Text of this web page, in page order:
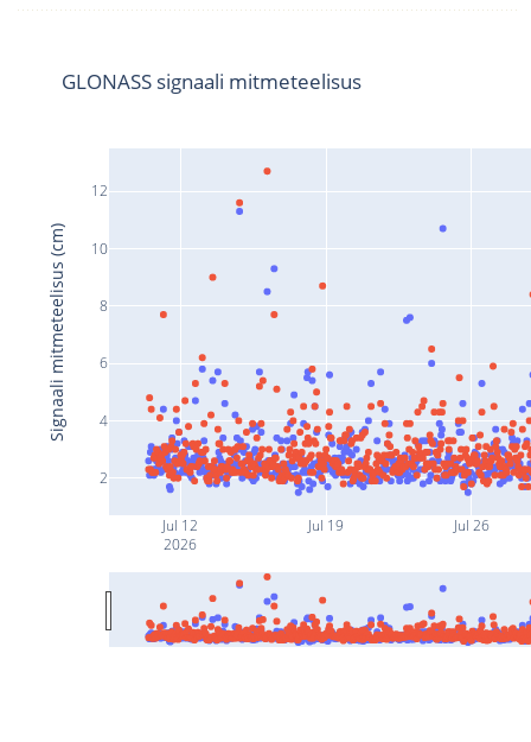
Jul 12
2026
Jul 19 Jul 26
2
4
6
8
10
12
GLONASS signaali mitmeteelisus
Signaali mitmeteelisus (cm)